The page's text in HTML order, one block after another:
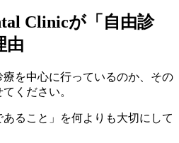
Clinicが「自由診
由
を中心に行っているのか、その
ください。
ること」を何よりも大切にして